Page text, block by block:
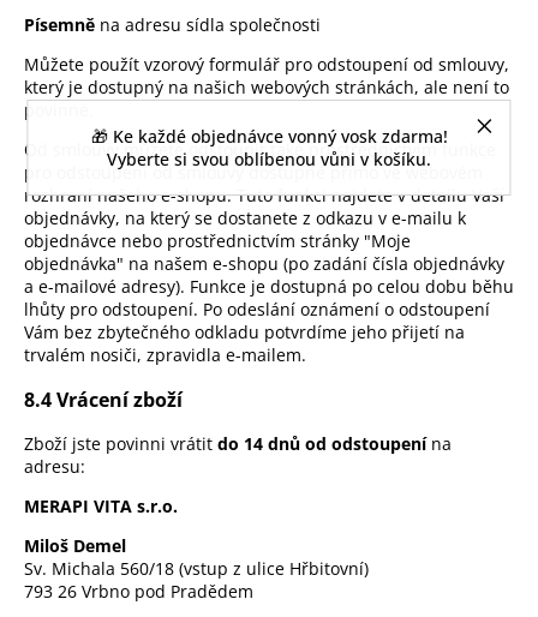
🎁 Ke každé objednávce vonný vosk zdarma!
Vyberte si svou oblíbenou vůni v košíku.
Písemně na adresu sídla společnosti
Můžete použít vzorový formulář pro odstoupení od smlouvy,
který je dostupný na našich webových stránkách, ale není to
povinné.
Od
smlouvy můžete odstoupit taképrostřednictvím funkce
pro
odstoupení od smlouvydostupné přímo vewebovém
rozhranínašeho e-shopu.Tuto funkcinajdete v detailuVaší
objednávky, na který se dostanete z odkazu v e-mailu k
objednávce nebo prostřednictvím stránky "Moje
objednávka" na našem e-shopu (po zadání čísla objednávky
a e-mailové adresy). Funkce je dostupná po celou dobu běhu
lhůty pro odstoupení. Po odeslání oznámení o odstoupení
Vám bez zbytečného odkladu potvrdíme jeho přijetí na
trvalém nosiči, zpravidla e-mailem.
8.4 Vrácení zboží
Zboží jste povinni vrátit do 14 dnů od odstoupenína
adresu:
MERAPI VITA s.r.o.
Miloš Demel
Sv. Michala 560/18 (vstup z ulice Hřbitovní)
793 26 Vrbno pod Pradědem